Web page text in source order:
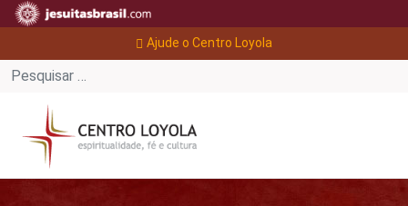
Ajude o Centro Loyola